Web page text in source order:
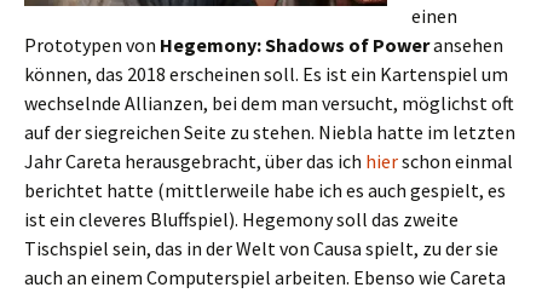
einen
Prototypen von Hegemony: Shadows of Poweransehen
können, das 2018 erscheinen soll. Es ist ein Kartenspiel um
wechselnde Allianzen, bei dem man versucht, möglichst oft
auf der siegreichen Seite zu stehen. Niebla hatte im letzten
Jahr Careta herausgebracht, über das ich hierschon einmal
berichtet hatte (mittlerweile habe ich es auch gespielt, es
ist ein cleveres Bluffspiel). Hegemony soll das zweite
Tischspiel sein, das in der Welt von Causa spielt, zu der sie
auch an einem Computerspiel arbeiten. Ebenso wie Careta